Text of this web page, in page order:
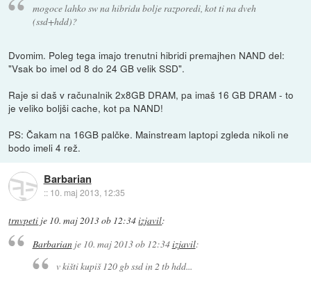
mogoce lahko sw na hibridu bolje razporedi, kot ti na dveh
(ssd+hdd)?
Dvomim. Poleg tega imajo trenutni hibridi premajhen NAND del:
"Vsak bo imel od 8 do 24 GB velik SSD".
Raje si daš v računalnik 2x8GB DRAM, pa imaš 16 GB DRAM - to
je veliko boljši cache, kot pa NAND!
PS: Čakam na 16GB palčke. Mainstream laptopi zgleda nikoli ne
bodo imeli 4 rež.
Barbarian
:: 10. maj 2013, 12:35
trnvpeti je 10. maj 2013 ob 12:34izjavil:
Barbarianje 10. maj 2013 ob 12:34izjavil:
v kišti kupiš 120 gb ssd in 2 tb hdd...